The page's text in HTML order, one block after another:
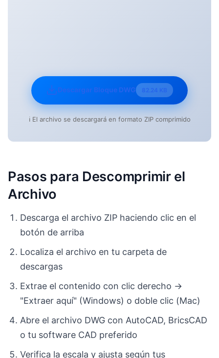
Descargar Bloque DWG 82.24 KB
ℹ️ El archivo se descargará en formato ZIP comprimido
Pasos para Descomprimir el
Archivo
Descarga el archivo ZIP haciendo clic en el
botón de arriba
Localiza el archivo en tu carpeta de
descargas
Extrae el contenido con clic derecho →
"Extraer aquí" (Windows) o doble clic (Mac)
Abre el archivo DWG con AutoCAD, BricsCAD
o tu software CAD preferido
Verifica la escala y ajusta según tus